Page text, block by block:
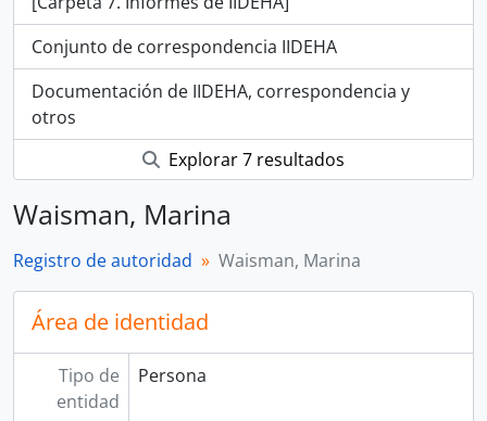
Conjunto de correspondencia IIDEHA
Documentación de IIDEHA, correspondencia y
otros
Explorar 7 resultados
Waisman, Marina
Registro de autoridad Waisman, Marina
Área de identidad
Tipo de
entidad
Persona